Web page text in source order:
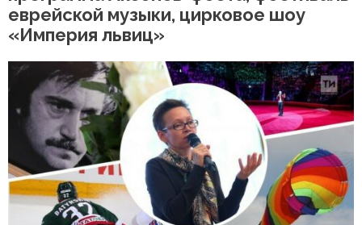
еврейской музыки, цирковое шоу
«Империя львиц»